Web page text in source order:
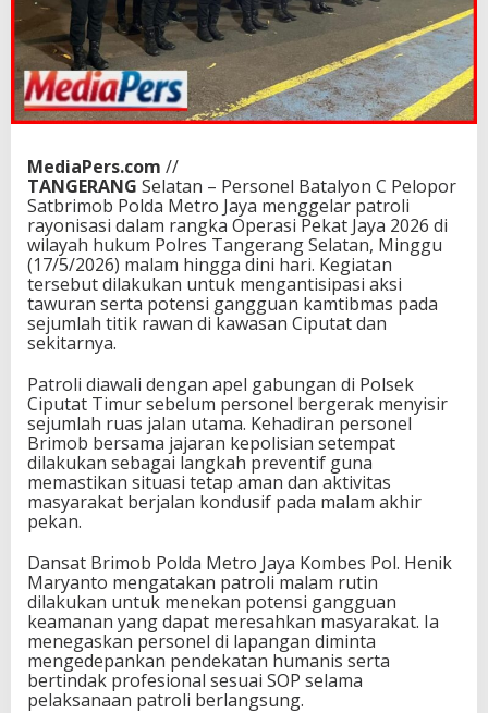
MediaPers.com //
TANGERANG Selatan – Personel Batalyon C Pelopor
Satbrimob Polda Metro Jaya menggelar patroli
rayonisasi dalam rangka Operasi Pekat Jaya 2026 di
wilayah hukum Polres Tangerang Selatan, Minggu
(17/5/2026) malam hingga dini hari. Kegiatan
tersebut dilakukan untuk mengantisipasi aksi
tawuran serta potensi gangguan kamtibmas pada
sejumlah titik rawan di kawasan Ciputat dan
sekitarnya.
Patroli diawali dengan apel gabungan di Polsek
Ciputat Timur sebelum personel bergerak menyisir
sejumlah ruas jalan utama. Kehadiran personel
Brimob bersama jajaran kepolisian setempat
dilakukan sebagai langkah preventif guna
memastikan situasi tetap aman dan aktivitas
masyarakat berjalan kondusif pada malam akhir
pekan.
Dansat Brimob Polda Metro Jaya Kombes Pol. Henik
Maryanto mengatakan patroli malam rutin
dilakukan untuk menekan potensi gangguan
keamanan yang dapat meresahkan masyarakat. Ia
menegaskan personel di lapangan diminta
mengedepankan pendekatan humanis serta
bertindak profesional sesuai SOP selama
pelaksanaan patroli berlangsung.